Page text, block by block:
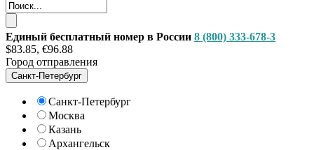
Единый бесплатный номер в России 8 (800) 333-678-3
$83.85, €96.88
Город отправления
Санкт-Петербург
Санкт-Петербург
Москва
Казань
Архангельск